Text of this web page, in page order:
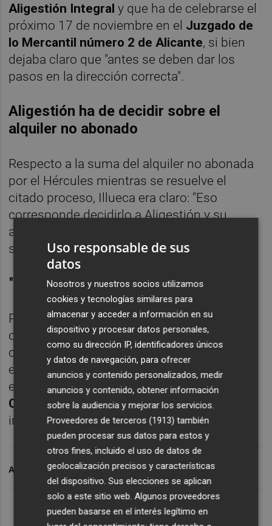
Aligestión Integral y que ha de celebrarse el
próximo 17 de noviembre en el Juzgado de
lo Mercantil número 2 de Alicante, si bien
dejaba claro que "antes se deben dar los
pasos en la dirección correcta".
Aligestión ha de decidir sobre el
alquiler no abonado
Respecto a la suma del alquiler no abonada
por el Hércules mientras se resuelve el
citado proceso, Illueca era claro: "Eso
corresponde decidirlo a Aligestión y su
administrador concursal. Nosotros no
somos los propietarios de hecho"
"Relación magnífica"
Por cierto, el director general del IVF definía
como "magnífica" la relación que mantienen
con el club blanquiazul, poniendo el acento
en la colaboración mantenida entre ambos
entes en el marco del proceso contra la
Comisión Europeacerrado a favor de los
intereses del Hércules.
ARCHIVADO EN IVF RICO PÉREZ HÉRCULES CF
Uso responsable de sus
datos
Nosotros y nuestros socios utilizamos
cookies y tecnologías similares para
almacenar y acceder a información en su
dispositivo y procesar datos personales,
como su dirección IP, identificadores únicos
y datos de navegación, para ofrecer
anuncios y contenido personalizados, medir
anuncios y contenido, obtener información
sobre la audiencia y mejorar los servicios.
Proveedores de terceros (1913) también
pueden procesar sus datos para estos y
otros fines, incluido el uso de datos de
geolocalización precisos y características
del dispositivo. Sus elecciones se aplican
solo a este sitio web. Algunos proveedores
pueden basarse en el interés legítimo en